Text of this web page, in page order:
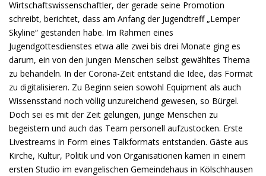
Wirtschaftswissenschaftler, der gerade seine Promotion
schreibt, berichtet, dass am Anfang der Jugendtreff „Lemper
Skyline“ gestanden habe. Im Rahmen eines
Jugendgottesdienstes etwa alle zwei bis drei Monate ging es
darum, ein von den jungen Menschen selbst gewähltes Thema
zu behandeln. In der Corona-Zeit entstand die Idee, das Format
zu digitalisieren. Zu Beginn seien sowohl Equipment als auch
Wissensstand noch völlig unzureichend gewesen, so Bürgel.
Doch sei es mit der Zeit gelungen, junge Menschen zu
begeistern und auch das Team personell aufzustocken. Erste
Livestreams in Form eines Talkformats entstanden. Gäste aus
Kirche, Kultur, Politik und von Organisationen kamen in einem
ersten Studio im evangelischen Gemeindehaus in Kölschhausen